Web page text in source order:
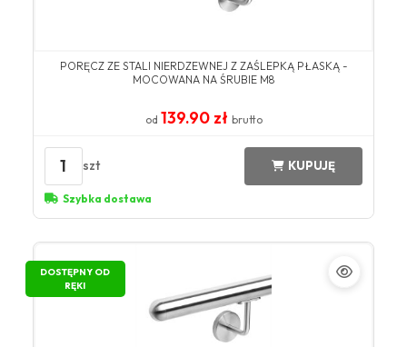
PORĘCZ ZE STALI NIERDZEWNEJ Z ZAŚLEPKĄ PŁASKĄ -
MOCOWANA NA ŚRUBIE M8
od 139.90 zł brutto
1 szt KUPUJĘ
Szybka dostawa
DOSTĘPNY OD
RĘKI